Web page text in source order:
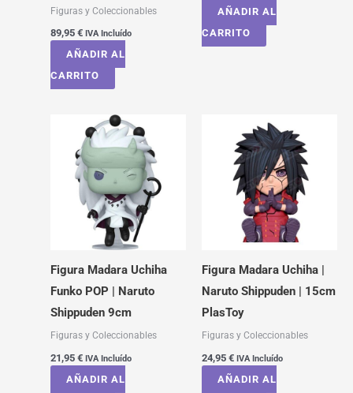
Figuras y Coleccionables
89,95 € IVA Incluído
AÑADIR AL
CARRITO
AÑADIR AL
CARRITO
Figura Madara Uchiha
Funko POP | Naruto
Shippuden 9cm
Figuras y Coleccionables
21,95 € IVA Incluído
AÑADIR AL
Figura Madara Uchiha |
Naruto Shippuden | 15cm
PlasToy
Figuras y Coleccionables
24,95 € IVA Incluído
AÑADIR AL